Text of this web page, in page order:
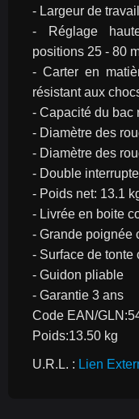
- Largeur de
- Réglage
positions 25 - 80
- Carter en
résistant aux
- Capacité du bac
- Diamètre des
- Diamètre des
- Double
- Poids net: 13.1
- Livrée en boite
- Grande poignée
- Surface de tonte
- Guidon pliable
- Garantie 3 ans
Code EAN/
Poids:13.50 kg
U.R.L. : Lien